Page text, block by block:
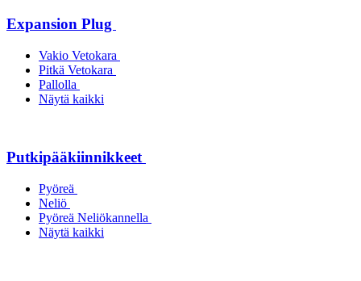
Expansion Plug
Vakio Vetokara
Pitkä Vetokara
Pallolla
Näytä kaikki
Putkipääkiinnikkeet
Pyöreä
Neliö
Pyöreä Neliökannella
Näytä kaikki